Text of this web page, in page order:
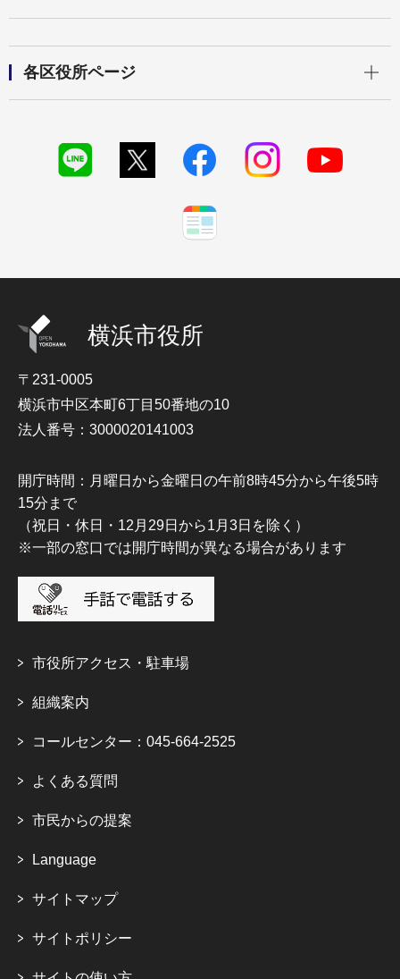
各区役所ページ
横浜市役所
〒231-0005
横浜市中区本町6丁目50番地の10
法人番号：3000020141003
開庁時間：月曜日から金曜日の午前8時45分から午後5時
15分まで
（祝日・休日・12月29日から1月3日を除く）
※一部の窓口では開庁時間が異なる場合があります
市役所アクセス・駐車場
組織案内
コールセンター：045-664-2525
よくある質問
市民からの提案
Language
サイトマップ
サイトポリシー